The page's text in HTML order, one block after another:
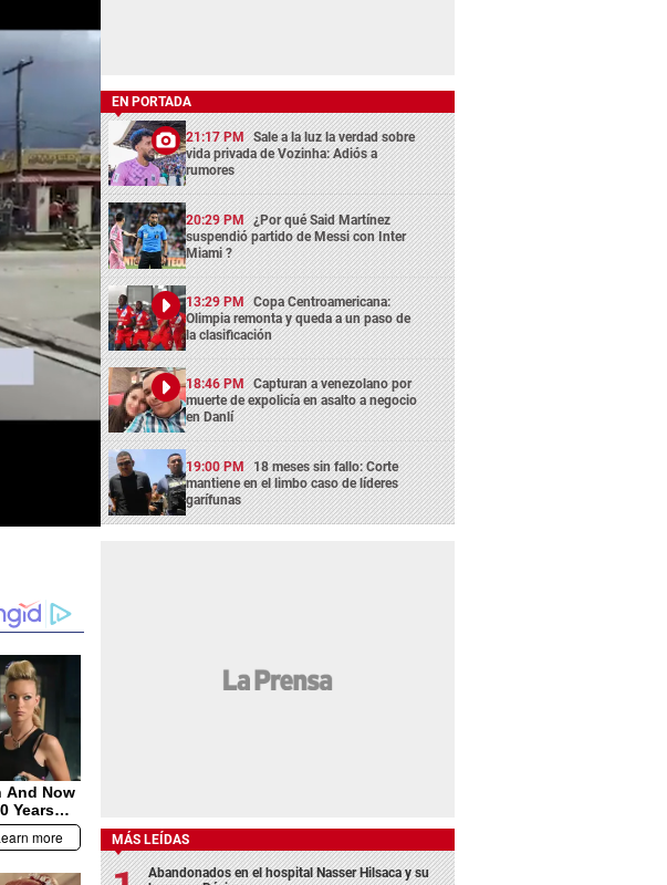
EN PORTADA
21:17 PM Sale a la luz la verdad sobre
vida privada de Vozinha: Adiós a
rumores
20:29 PM ¿Por qué Said Martínez
suspendió partido de Messi con Inter
Miami ?
13:29 PM Copa Centroamericana:
Olimpia remonta y queda a un paso de
la clasificación
18:46 PM Capturan a venezolano por
muerte de expolicía en asalto a negocio
en Danlí
19:00 PM 18 meses sin fallo: Corte
mantiene en el limbo caso de líderes
garífunas
MÁS LEÍDAS
Abandonados en el hospital Nasser Hilsaca y su